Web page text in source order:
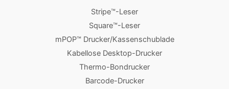
Stripe™-Leser
Square™-Leser
mPOP™ Drucker/Kassenschublade
Kabellose Desktop-Drucker
Thermo-Bondrucker
Barcode-Drucker